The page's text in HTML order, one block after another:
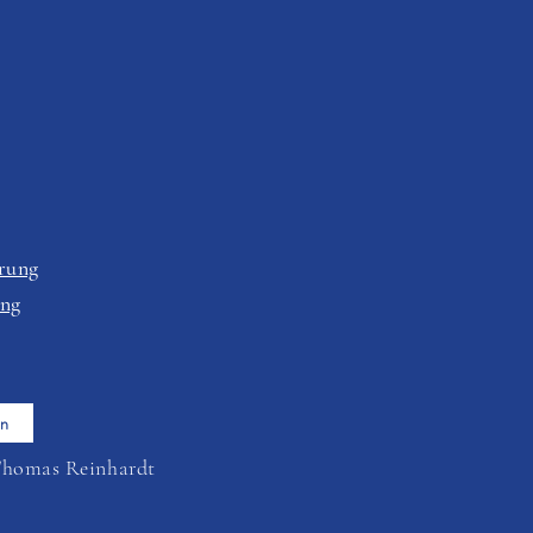
Reinhardt